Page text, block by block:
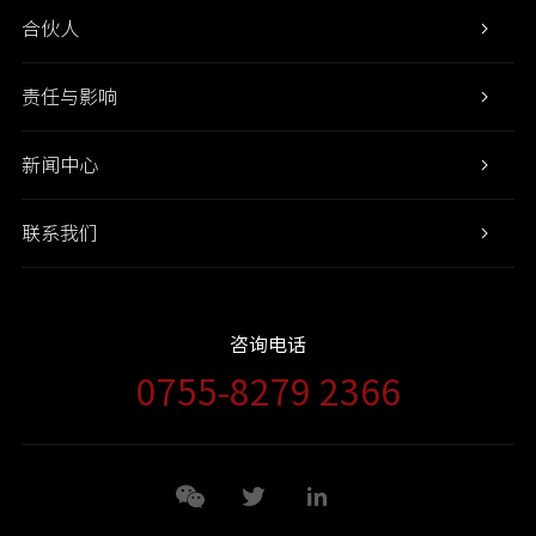
合伙人
责任与影响
新闻中心
联系我们
咨询电话
0755-8279 2366